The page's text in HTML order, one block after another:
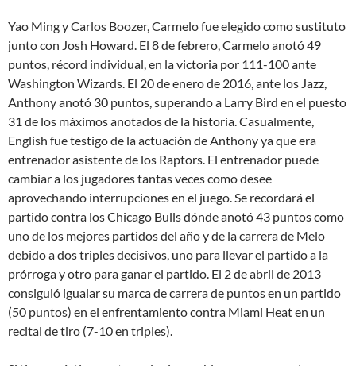
Yao Ming y Carlos Boozer, Carmelo fue elegido como sustituto
junto con Josh Howard. El 8 de febrero, Carmelo anotó 49
puntos, récord individual, en la victoria por 111-100 ante
Washington Wizards. El 20 de enero de 2016, ante los Jazz,
Anthony anotó 30 puntos, superando a Larry Bird en el puesto
31 de los máximos anotados de la historia. Casualmente,
English fue testigo de la actuación de Anthony ya que era
entrenador asistente de los Raptors. El entrenador puede
cambiar a los jugadores tantas veces como desee
aprovechando interrupciones en el juego. Se recordará el
partido contra los Chicago Bulls dónde anotó 43 puntos como
uno de los mejores partidos del año y de la carrera de Melo
debido a dos triples decisivos, uno para llevar el partido a la
prórroga y otro para ganar el partido. El 2 de abril de 2013
consiguió igualar su marca de carrera de puntos en un partido
(50 puntos) en el enfrentamiento contra Miami Heat en un
recital de tiro (7-10 en triples).